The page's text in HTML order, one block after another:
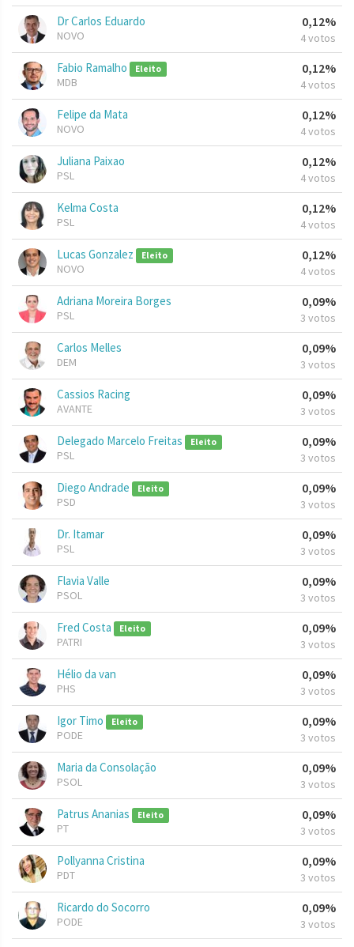
Dr Carlos Eduardo
NOVO
0,12%
4 votos
Fabio Ramalho Eleito
MDB
0,12%
4 votos
Felipe da Mata
NOVO
0,12%
4 votos
Juliana Paixao
PSL
0,12%
4 votos
Kelma Costa
PSL
0,12%
4 votos
Lucas Gonzalez Eleito
NOVO
0,12%
4 votos
Adriana Moreira Borges
PSL
0,09%
3 votos
Carlos Melles
DEM
0,09%
3 votos
Cassios Racing
AVANTE
0,09%
3 votos
Delegado Marcelo Freitas Eleito
PSL
0,09%
3 votos
Diego Andrade Eleito
PSD
0,09%
3 votos
Dr. Itamar
PSL
0,09%
3 votos
Flavia Valle
PSOL
0,09%
3 votos
Fred Costa Eleito
PATRI
0,09%
3 votos
Hélio da van
PHS
0,09%
3 votos
Igor Timo Eleito
PODE
0,09%
3 votos
Maria da Consolação
PSOL
0,09%
3 votos
Patrus Ananias Eleito
PT
0,09%
3 votos
Pollyanna Cristina
PDT
0,09%
3 votos
Ricardo do Socorro
PODE
0,09%
3 votos